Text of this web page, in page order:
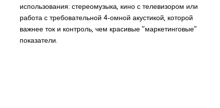
использования: стереомузыка, кино с телевизором или
работа с требовательной 4‑омной акустикой, которой
важнее ток и контроль, чем красивые "маркетинговые"
показатели.